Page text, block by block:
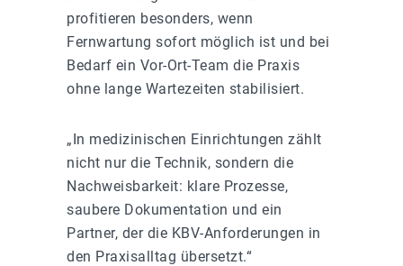
profitieren besonders, wenn
Fernwartung sofort möglich ist und bei
Bedarf ein Vor-Ort-Team die Praxis
ohne lange Wartezeiten stabilisiert.
„In medizinischen Einrichtungen zählt
nicht nur die Technik, sondern die
Nachweisbarkeit: klare Prozesse,
saubere Dokumentation und ein
Partner, der die KBV-Anforderungen in
den Praxisalltag übersetzt.“